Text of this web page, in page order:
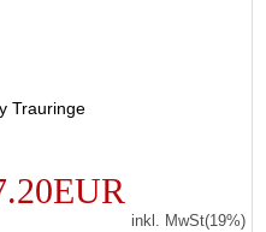
Trauringe
inkl. MwSt(19%)